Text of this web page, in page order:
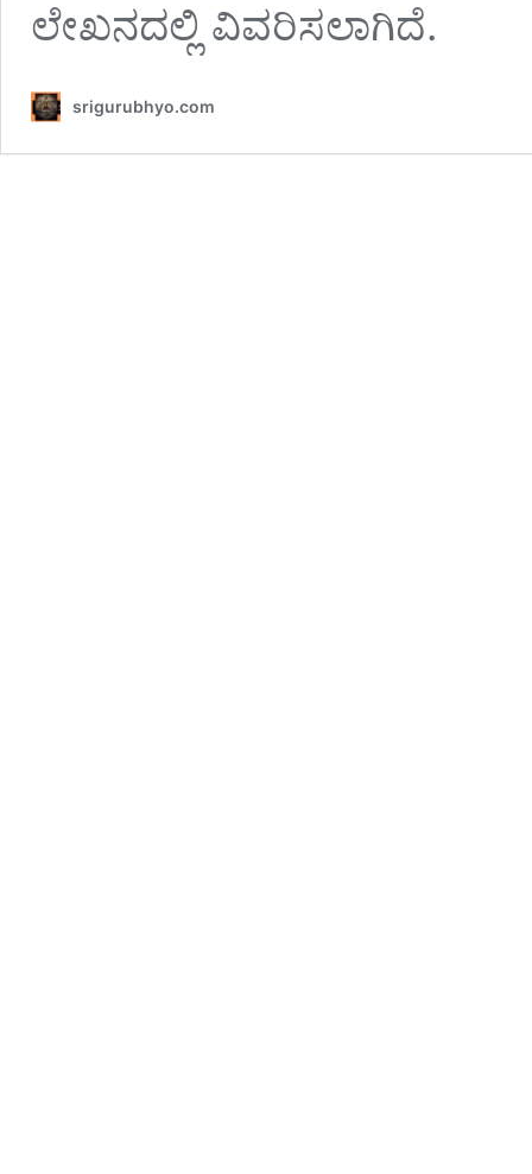
ಲೇಖನದಲ್ಲಿ ವಿವರಿಸಲಾಗಿದೆ.
srigurubhyo.com